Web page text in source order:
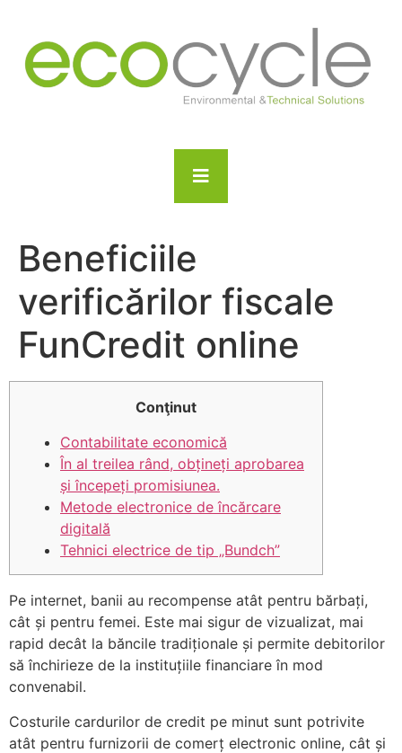
Beneficiile
verificărilor fiscale
FunCredit online
Conţinut
Contabilitate economică
În al treilea rând, obțineți aprobarea
și începeți promisiunea.
Metode electronice de încărcare
digitală
Tehnici electrice de tip „Bundch”
Pe internet, banii au recompense atât pentru bărbați,
cât și pentru femei. Este mai sigur de vizualizat, mai
rapid decât la băncile tradiționale și permite debitorilor
să închirieze de la instituțiile financiare în mod
convenabil.
Costurile cardurilor de credit pe minut sunt potrivite
atât pentru furnizorii de comerț electronic online, cât și